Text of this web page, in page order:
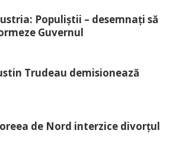
Populiștii – desemnați să
Guvernul
Trudeau demisionează
de Nord interzice divorțul